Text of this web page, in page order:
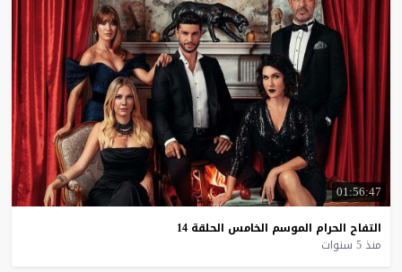
01:56:47
التفاح الحرام الموسم الخامس الحلقة 14
منذ 5 سنوات